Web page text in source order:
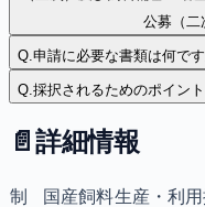
公募（二
Q.申請に必要な書類は何で
Q.採択されるためのポイン
📄 詳細情報
制
国産飼料生産・利